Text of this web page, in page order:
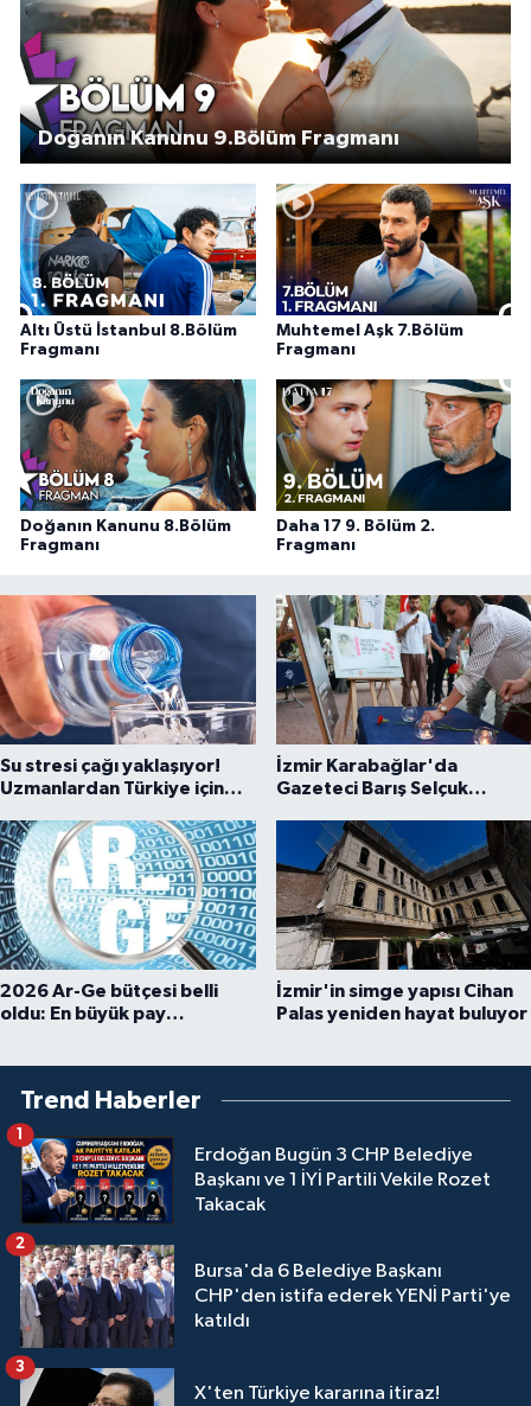
Doğanın Kanunu 9.Bölüm Fragmanı
Altı Üstü İstanbul 8.Bölüm
Fragmanı
Muhtemel Aşk 7.Bölüm
Fragmanı
Doğanın Kanunu 8.Bölüm
Fragmanı
Daha 17 9. Bölüm 2.
Fragmanı
Su stresi çağı yaklaşıyor!
Uzmanlardan Türkiye için
İzmir Karabağlar'da
Gazeteci Barış Selçuk
2026 Ar-Ge bütçesi belli
oldu: En büyük pay
İzmir'in simge yapısı Cihan
Palas yeniden hayat buluyor
Trend Haberler
Erdoğan Bugün 3 CHP Belediye
Başkanı ve 1 İYİ Partili Vekile Rozet
Takacak
1
Bursa'da 6 Belediye Başkanı
CHP'den istifa ederek YENİ Parti'ye
katıldı
2
X'ten Türkiye kararına itiraz!
3